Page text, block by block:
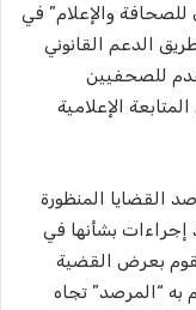
والإعلام” في
الدعم القانوني
للصحفيين
الإعلامية
القضايا المنظورة
بشأنها في
: 31 ديسمبر 2018، ثم نقوم بعرض القضية
به “المرصد” تجاه